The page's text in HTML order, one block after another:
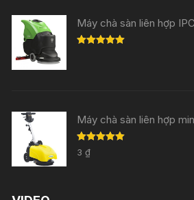
Máy chà sàn liên hợp
Máy chà sàn liên hợp
Rated
out of 5
3₫